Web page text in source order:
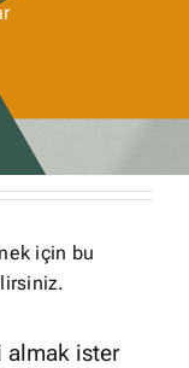
için bu
almak ister